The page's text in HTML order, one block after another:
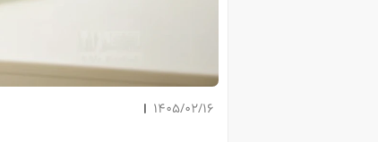
1405/02/16